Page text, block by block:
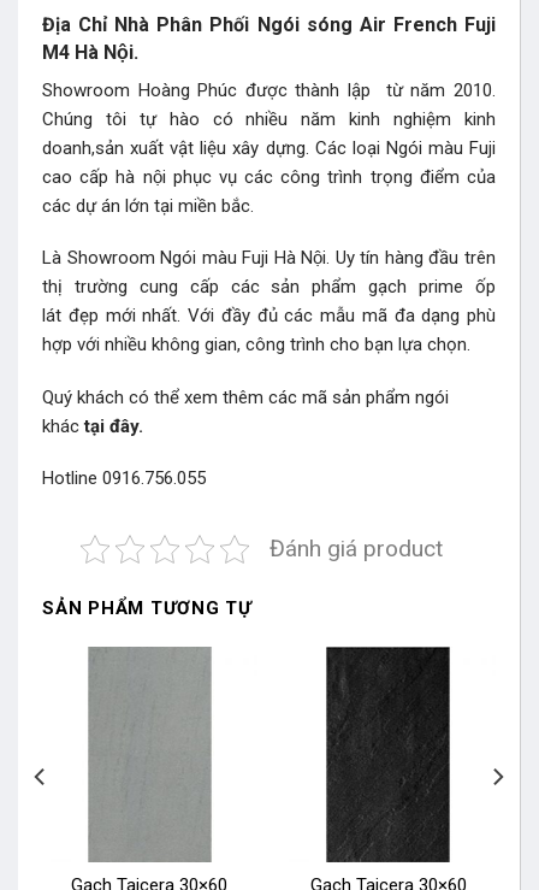
Địa Chỉ Nhà Phân Phối Ngói sóng Air French Fuji
M4 Hà Nội.
Showroom Hoàng Phúc được thành lập từ năm 2010.
Chúng tôi tự hào có nhiều năm kinh nghiệm kinh
doanh,sản xuất vật liệu xây dựng. Các loại Ngói màu Fuji
cao cấp hà nội phục vụ các công trình trọng điểm của
các dự án lớn tại miền bắc.
Là Showroom Ngói màu Fuji Hà Nội. Uy tín hàng đầu trên
thị trường cung cấp các sản phẩm gạch prime ốp
lát đẹp mới nhất. Với đầy đủ các mẫu mã đa dạng phù
hợp với nhiều không gian, công trình cho bạn lựa chọn.
Quý khách có thể xem thêm các mã sản phẩm ngói
khác tại đây.
Hotline 0916.756.055
Đánh giá product
SẢN PHẨM TƯƠNG TỰ
Gạch Taicera 30×60
Gạch Taicera 30×60